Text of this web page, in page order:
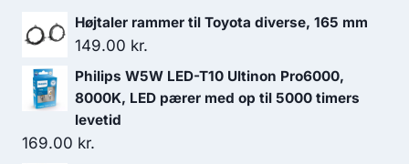
Højtaler rammer til Toyota diverse, 165 mm
149.00 kr.
Philips W5W LED-T10 Ultinon Pro6000,
8000K, LED pærer med op til 5000 timers
levetid
169.00 kr.